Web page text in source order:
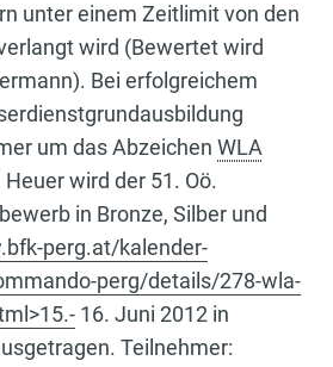
unter einem Zeitlimit von den
wird (Bewertet wird
Bei erfolgreichem
um das Abzeichen WLA
wird der 51. Oö.
in Bronze, Silber und
perg.at/kalender-
perg/details/278-wla-
16. Juni 2012 in
Teilnehmer: